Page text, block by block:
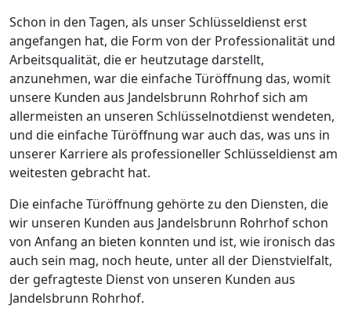
Schon in den Tagen, als unser Schlüsseldienst erst
angefangen hat, die Form von der Professionalität und
Arbeitsqualität, die er heutzutage darstellt,
anzunehmen, war die einfache Türöffnung das, womit
unsere Kunden aus Jandelsbrunn Rohrhof sich am
allermeisten an unseren Schlüsselnotdienst wendeten,
und die einfache Türöffnung war auch das, was uns in
unserer Karriere als professioneller Schlüsseldienst am
weitesten gebracht hat.
Die einfache Türöffnung gehörte zu den Diensten, die
wir unseren Kunden aus Jandelsbrunn Rohrhof schon
von Anfang an bieten konnten und ist, wie ironisch das
auch sein mag, noch heute, unter all der Dienstvielfalt,
der gefragteste Dienst von unseren Kunden aus
Jandelsbrunn Rohrhof.